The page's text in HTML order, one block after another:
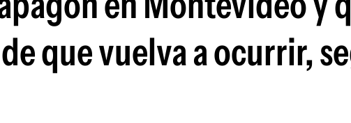
que vuelva a ocurrir,